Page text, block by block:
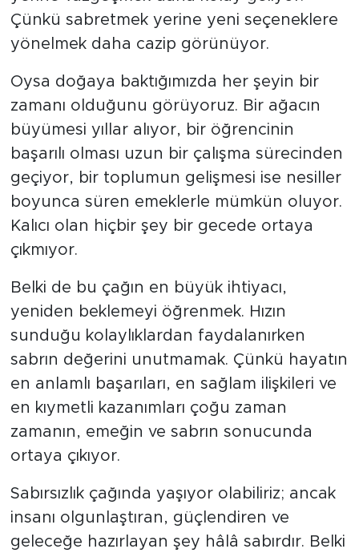
Çünkü sabretmek yerine yeni seçeneklere
yönelmek daha cazip görünüyor.
Oysa doğaya baktığımızda her şeyin bir
zamanı olduğunu görüyoruz. Bir ağacın
büyümesi yıllar alıyor, bir öğrencinin
başarılı olması uzun bir çalışma sürecinden
geçiyor, bir toplumun gelişmesi ise nesiller
boyunca süren emeklerle mümkün oluyor.
Kalıcı olan hiçbir şey bir gecede ortaya
çıkmıyor.
Belki de bu çağın en büyük ihtiyacı,
yeniden beklemeyi öğrenmek. Hızın
sunduğu kolaylıklardan faydalanırken
sabrın değerini unutmamak. Çünkü hayatın
en anlamlı başarıları, en sağlam ilişkileri ve
en kıymetli kazanımları çoğu zaman
zamanın, emeğin ve sabrın sonucunda
ortaya çıkıyor.
Sabırsızlık çağında yaşıyor olabiliriz; ancak
insanı olgunlaştıran, güçlendiren ve
geleceğe hazırlayan şey hâlâ sabırdır. Belki